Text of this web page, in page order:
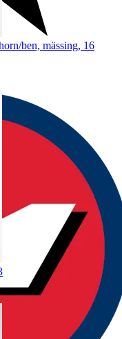
ben, mässing, 16